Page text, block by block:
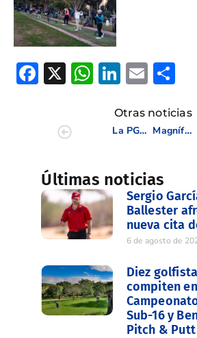
Facebook
X WhatsApp
LinkedIn
Email
Otras noticias
La PGA de España celebrará su congreso anual en Panorámica
Magnífica jornada en Alicante Golf con el PVACE 4 BAI y 6C
Últimas noticias
Sergio
Ballester
nueva cita
6 de agosto de
Diez
compiten
Sub-16 y
Pitch & Putt